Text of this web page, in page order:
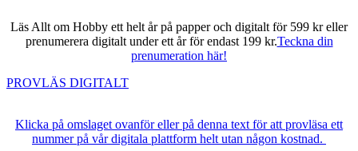
Läs Allt om Hobby ett helt år på papper och digitalt för 599 kr eller
prenumerera digitalt under ett år för endast 199 kr.Teckna din
prenumeration här!
PROVLÄS DIGITALT
Klicka på omslaget ovanför eller på denna text för att provläsa ett
nummer på vår digitala plattform helt utan någon kostnad.